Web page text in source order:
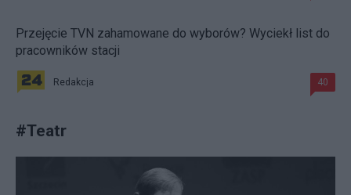
Przejęcie TVN zahamowane do wyborów? Wyciekł list do
pracowników stacji
Redakcja 40
#Teatr